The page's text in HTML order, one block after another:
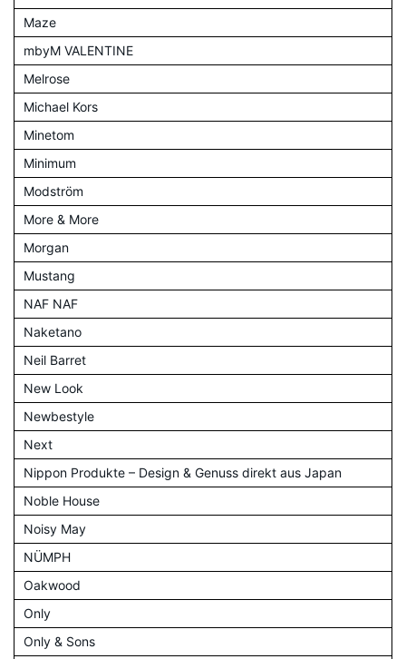
Maze
mbyM VALENTINE
Melrose
Michael Kors
Minetom
Minimum
Modström
More & More
Morgan
Mustang
NAF NAF
Naketano
Neil Barret
New Look
Newbestyle
Next
Nippon Produkte – Design & Genuss direkt aus Japan
Noble House
Noisy May
NÜMPH
Oakwood
Only
Only & Sons